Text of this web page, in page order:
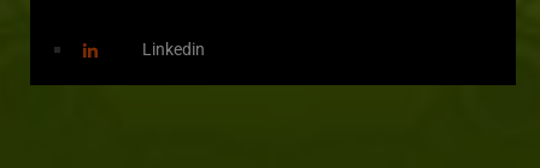
Linkedin